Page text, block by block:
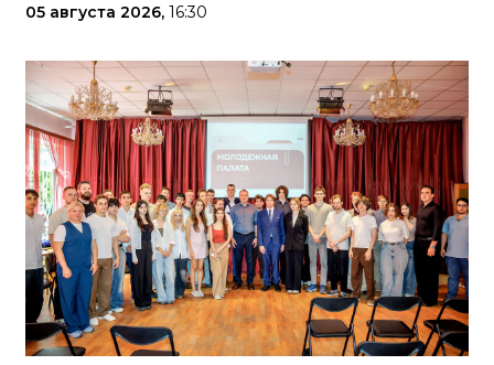
05 августа 2026, 16:30